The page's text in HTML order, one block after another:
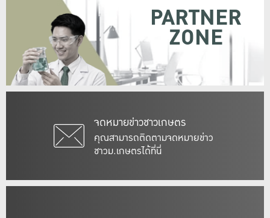
จดหมายข่าวชาวเกษตร
คุณสามารถติดตามจดหมายข่าว
ชาวม.เกษตรได้ที่นี่
PARTNER
ZONE